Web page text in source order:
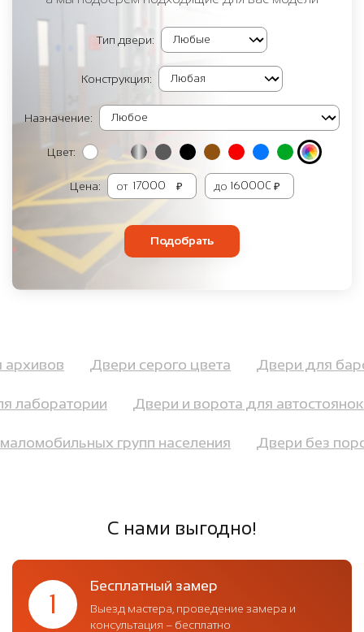
Тип двери:
Конструкция:
Назначение:
Цвет:
Цена: от ₽ до ₽
Подобрать
архивов Двери серого цвета Двери для
Двери и ворота для автостоянок
маломобильных групп населения Двери без
С нами выгодно!
1
Бесплатный замер
Выезд мастера, проведение замера и
консультация – бесплатно